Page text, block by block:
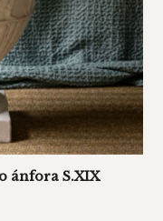
ánfora S.XIX